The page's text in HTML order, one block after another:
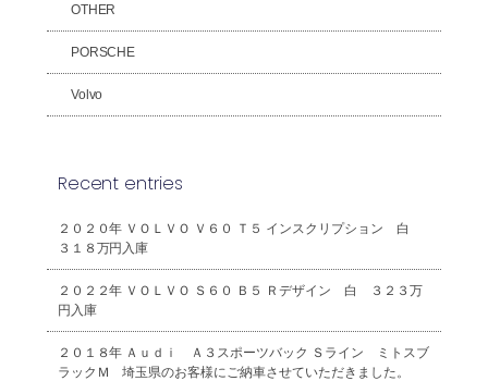
OTHER
PORSCHE
Volvo
Recent entries
２０２０年 ＶＯＬＶＯ Ｖ６０ Ｔ５ インスクリプション 白
３１８万円入庫
２０２２年 ＶＯＬＶＯ Ｓ６０ Ｂ５ Ｒデザイン 白 ３２３万
円入庫
２０１８年 Ａｕｄｉ Ａ３スポーツバック Ｓライン ミトスブ
ラックＭ 埼玉県のお客様にご納車させていただきました。